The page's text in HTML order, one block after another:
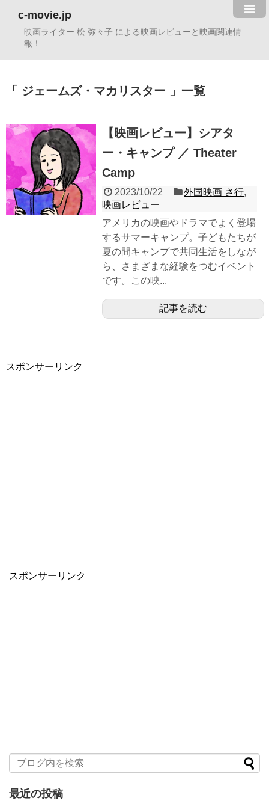
c-movie.jp
映画ライター 松 弥々子 による映画レビューと映画関連情
報！
ジェームズ・マカリスター 一覧
【映画レビュー】シアタ
ー・キャンプ ／ Theater
Camp
2023/10/22 外国映画 さ行,
映画レビュー
アメリカの映画やドラマでよく登場
するサマーキャンプ。子どもたちが
夏の間キャンプで共同生活をしなが
ら、さまざまな経験をつむイベント
です。この映...
記事を読む
スポンサーリンク
スポンサーリンク
最近の投稿